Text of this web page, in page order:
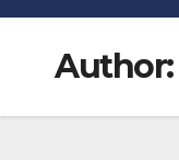
Author: